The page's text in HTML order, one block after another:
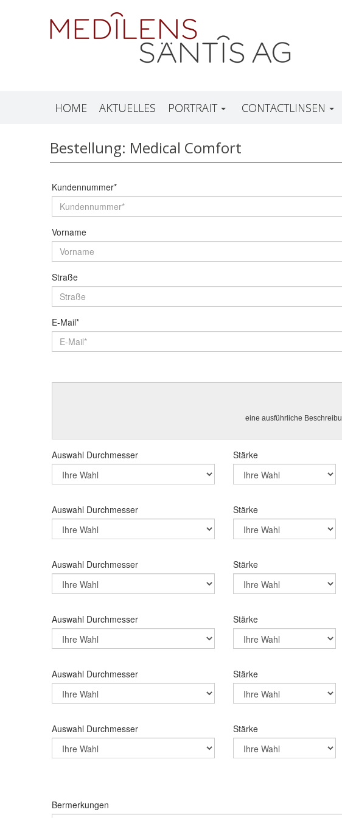
HOME AKTUELLES PORTRAIT CONTACTLINSEN
Bestellung: Medical Comfort